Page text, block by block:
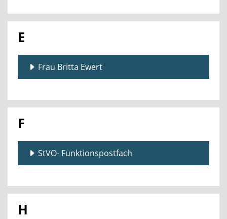
E
Frau Britta Ewert
F
StVO- Funktionspostfach
H